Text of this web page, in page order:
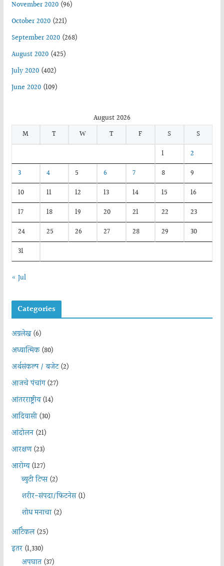
November 2020(96)
October 2020(221)
September 2020(268)
August 2020(425)
July 2020(402)
June 2020(109)
August 2026
M
T W T F S
S
1
2
3
4 5 6 7 8
9
10
11 12 13 14 15
16
17
18 19 20 21 22
23
24
25 26 27 28 29
30
31
« Jul
Categories
अग्रलेख(6)
अध्यात्मिक(80)
अर्थसंकल्प / बजेट(2)
आजचे पंचांग(27)
आंतरराष्ट्रीय(14)
आदिवासी(30)
आंदोलन(21)
आरक्षण(23)
आरोग्य(127)
ब्युटी टिप्स(2)
शरीर-संपदा/फिटनेस(1)
शोध मनाचा(2)
आर्टिकल(25)
इतर(1,330)
अपघात(37)